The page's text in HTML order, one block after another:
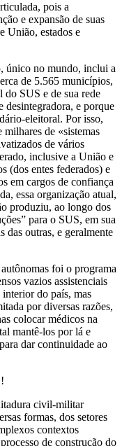
pois a
e expansão de suas
União, estados e
único no mundo, inclui a
de 5.565 municípios,
do SUS e de sua rede
desintegradora, e porque
eleitoral. Por isso,
milhares de «sistemas
de vários
inclusive a União e
(dos entes federados) e
em cargos de confiança
essa organização atual,
produziu, ao longo dos
para o SUS, em sua
das outras, e geralmente
foi o programa
vazios assistenciais
interior do país, mas
por diversas razões,
colocar médicos na
mantê-los por lá e
dar continuidade ao
civil-militar
formas, dos setores
contextos
de construção do